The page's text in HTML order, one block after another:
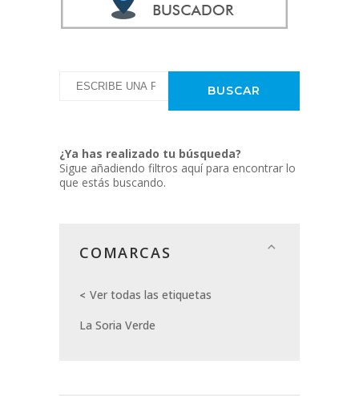
¿Ya has realizado tu búsqueda?
Sigue añadiendo filtros aquí para encontrar lo
que estás buscando.
COMARCAS
Ver todas las etiquetas
La Soria Verde